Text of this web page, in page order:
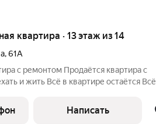
квартира · 13 этаж из 14
,61А
с ремонтом Продаётся квартира с
и жить Всё в квартире остаётся Всё
Написать